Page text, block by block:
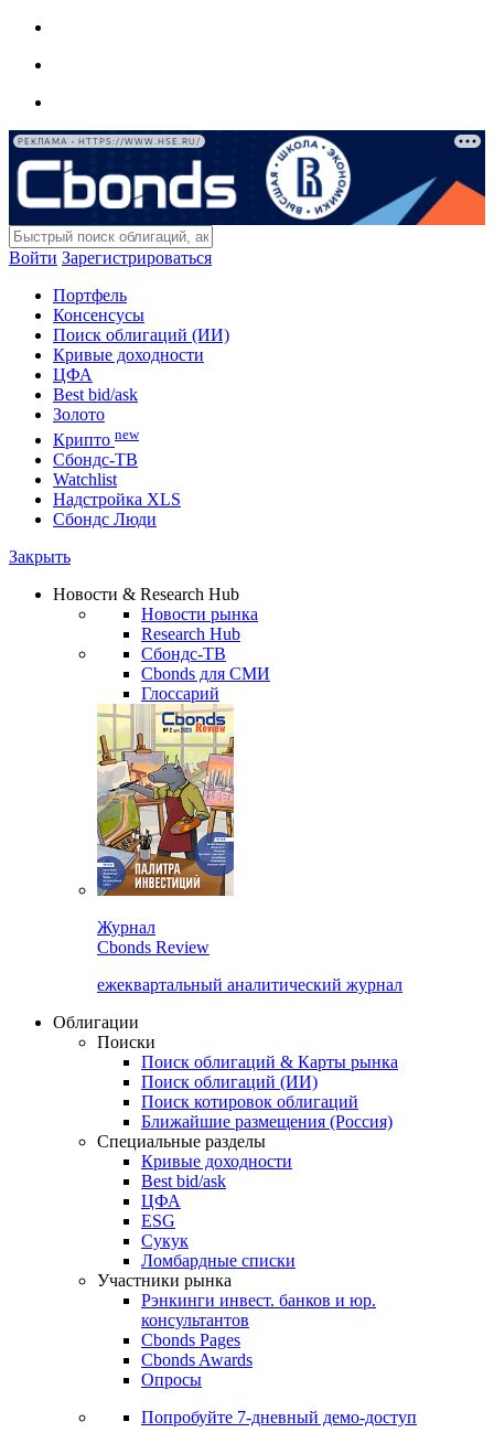
РЕКЛАМА • HTTPS://WWW.HSE.RU/
Войти Зарегистрироваться
Портфель
Консенсусы
Поиск облигаций (ИИ)
Кривые доходности
ЦФА
Best bid/ask
Золото
Крипто new
Сбондс-ТВ
Watchlist
Надстройка XLS
Сбондс Люди
Закрыть
Новости & Research Hub
Новости рынка
Research Hub
Сбондс-ТВ
Cbonds для СМИ
Глоссарий
Журнал
Cbonds Review
ежеквартальный аналитический журнал
Облигации
Поиски
Поиск облигаций & Карты рынка
Поиск облигаций (ИИ)
Поиск котировок облигаций
Ближайшие размещения (Россия)
Специальные разделы
Кривые доходности
Best bid/ask
ЦФА
ESG
Сукук
Ломбардные списки
Участники рынка
Рэнкинги инвест. банков и юр.
консультантов
Cbonds Pages
Cbonds Awards
Опросы
Попробуйте 7-дневный демо-доступ